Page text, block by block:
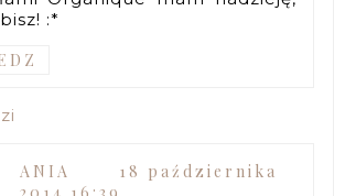
:*
ANIA
18 października
2014 16:39